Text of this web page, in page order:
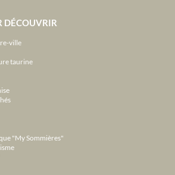
DÉCOUVRIR
ville
taurine
"My Sommières"